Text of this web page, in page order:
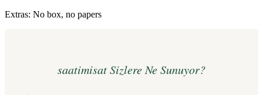
Extras: No box, no papers
saatimisat Sizlere Ne Sunuyor?